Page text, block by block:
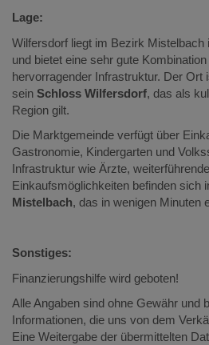
Lage:
Wilfersdorf liegt im Bezirk Mistelbach
und bietet eine sehr gute
hervorragender Infrastruktur. Der Ort
sein Schloss Wilfersdorf, das als
Region gilt.
Die Marktgemeinde verfügt über
Gastronomie, Kindergarten und
Infrastruktur wie Ärzte,
Einkaufsmöglichkeiten befinden sich
Mistelbach, das in wenigen Minuten
Sonstiges:
Finanzierungshilfe wird geboten!
Alle Angaben sind ohne Gewähr und
Informationen, die uns von dem
Eine Weitergabe der übermittelten